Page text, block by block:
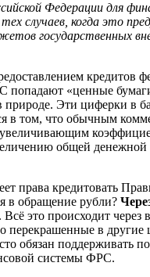
Федерации для
случаев, когда это
кредитов
«ценные
Эти циферки в
в том, что обычным
общей
права кредитовать
в обращение рубли?
это происходит
в
обязан
системы ФРС.